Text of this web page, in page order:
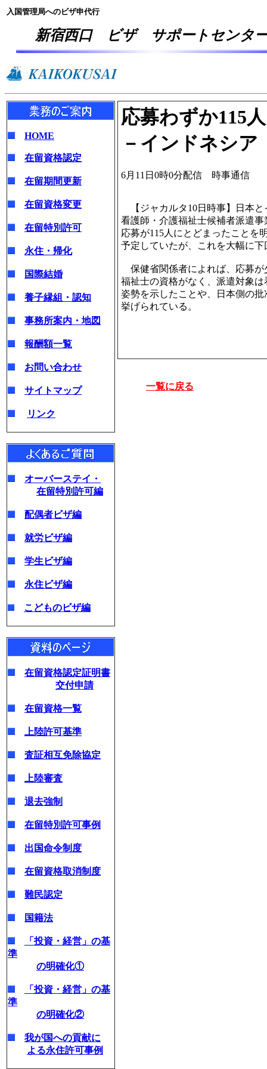
入国管理局へのビザ申代行
新宿西口 ビザ サポートセンタ
HOME
在留資格認定
在留期間更新
在留資格変更
在留特別許可
永住・帰化
国際結婚
養子縁組・認知
事務所案内・地図
報酬額一覧
お問い合わせ
サイトマップ
リンク
オーバーステイ・
在留特別許可編
配偶者ビザ編
就労ビザ編
学生ビザ編
永住ビザ編
こどものビザ編
在留資格認定証明書
交付申請
在留資格一覧
上陸許可基準
査証相互免除協定
上陸審査
退去強制
在留特別許可事例
出国命令制度
在留資格取消制度
難民認定
国籍法
「投資・経営」の基
準
の明確化①
「投資・経営」の基
準
の明確化②
我が国への貢献に
よる永住許可事例
応募わずか115
－インドネシア
6月11日0時0分配信 時事通信
【ジャカルタ10日時事】日本と
看護師・介護福祉士候補者派遣
応募が115人にとどまったことを
予定していたが、これを大幅に
保健省関係者によれば、応募が
福祉士の資格がなく、派遣対象
姿勢を示したことや、日本側の
挙げられている。
一覧に戻る